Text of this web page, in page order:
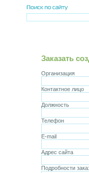
Заказать
Организация
Контактное лицо
Должность
Телефон
E-mail
Адрес сайта
Подробности